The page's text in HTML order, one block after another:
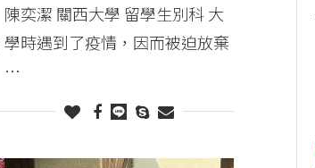
陳奕潔 關西大學 留學生別科 大
學時遇到了疫情，因而被迫放棄
…